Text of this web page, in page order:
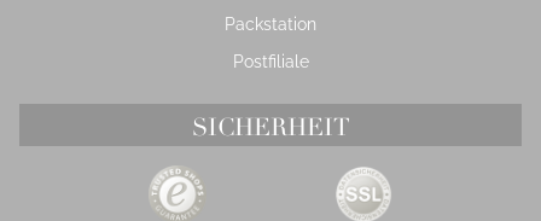
Packstation
Postfiliale
SICHERHEIT